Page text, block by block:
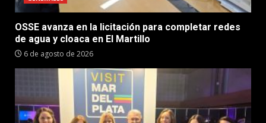
OSSE avanza en la licitación para completar redes
de agua y cloaca en El Martillo
6 de agosto de 2026